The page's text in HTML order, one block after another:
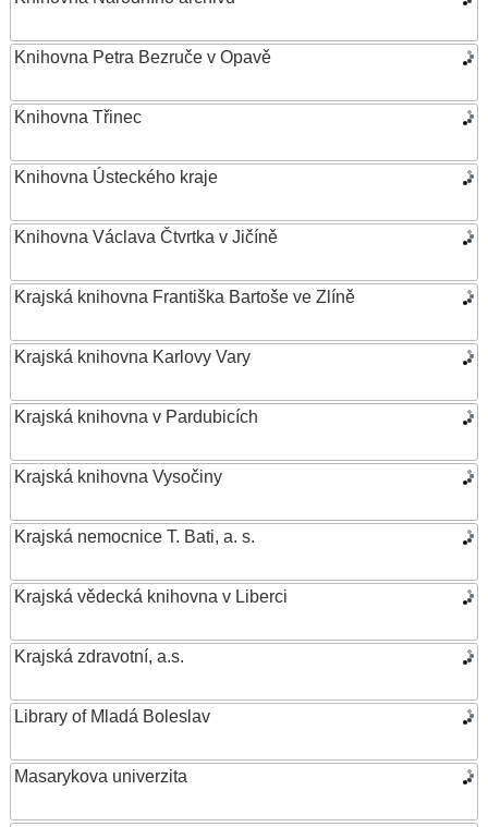
Knihovna Petra Bezruče v Opavě
Knihovna Třinec
Knihovna Ústeckého kraje
Knihovna Václava Čtvrtka v Jičíně
Krajská knihovna Františka Bartoše ve Zlíně
Krajská knihovna Karlovy Vary
Krajská knihovna v Pardubicích
Krajská knihovna Vysočiny
Krajská nemocnice T. Bati, a. s.
Krajská vědecká knihovna v Liberci
Krajská zdravotní, a.s.
Library of Mladá Boleslav
Masarykova univerzita